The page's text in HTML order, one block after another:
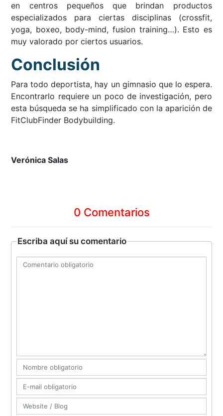
en centros pequeños que brindan productos
especializados para ciertas disciplinas (crossfit,
yoga, boxeo, body-mind, fusion training…). Esto es
muy valorado por ciertos usuarios.
Conclusión
Para todo deportista, hay un gimnasio que lo espera.
Encontrarlo requiere un poco de investigación, pero
esta búsqueda se ha simplificado con la aparición de
FitClubFinder Bodybuilding.
Verónica Salas
0 Comentarios
Escriba aquí su comentario